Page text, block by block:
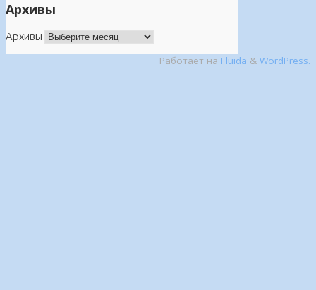
Архивы
Архивы
Работает на Fluida & WordPress.